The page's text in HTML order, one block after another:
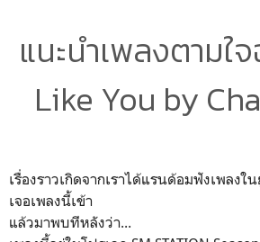
แนะนำเพลงตามใ
Like You by
เรื่องราวเกิดจากเราได้แรนด้อมฟังเพลง
เจอเพลงนี้เข้า
แล้วมาพบทีหลังว่า...